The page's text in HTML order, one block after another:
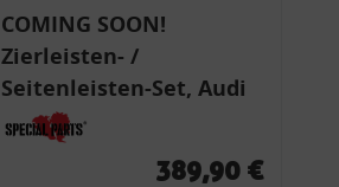
COMING SOON!
Zierleisten- /
Seitenleisten-Set, Audi
80 Cabrio, Coupe, S2, (6x
Zierleiste, 2x Kappe,
389,90 €